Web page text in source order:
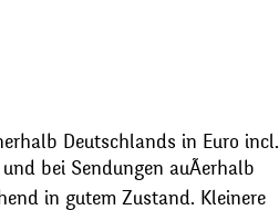
Deutschlands in Euro incl.
bei Sendungen auÃerhalb
in gutem Zustand. Kleinere